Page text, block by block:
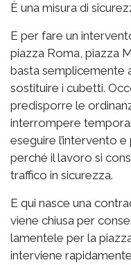
È una misura di
E per fare un
piazza Roma, piazza
basta semplicemente
sostituire i cubetti.
predisporre le
interrompere
eseguire l’intervento
perché il lavoro si
traffico in sicurezza.
E qui nasce una
viene chiusa per
lamentele per la
interviene